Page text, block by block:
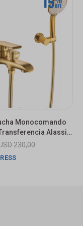
Monocomando
Alassio
230,00